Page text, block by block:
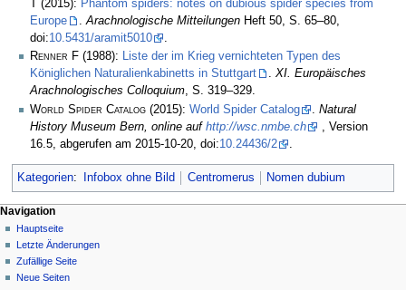
(2015): Phantom spiders: notes on dubious spider species from
Europe
.Arachnologische Mitteilungen Heft 50, S. 65–80,
doi:10.5431/aramit5010
.
Renner F (1988): Liste der im Krieg vernichteten Typen des
Königlichen Naturalienkabinetts in Stuttgart
. XI. Europäisches
Arachnologisches Colloquium, S. 319–329.
World Spider Catalog (2015): World Spider Catalog
Natural
History Museum Bern, online auf http://wsc.nmbe.ch
, Version
16.5, abgerufen am 2015-10-20, doi:10.24436/2
Kategorien: Infobox ohne Bild Centromerus Nomen dubium
Navigation
Hauptseite
Letzte Änderungen
Zufällige Seite
Neue Seiten